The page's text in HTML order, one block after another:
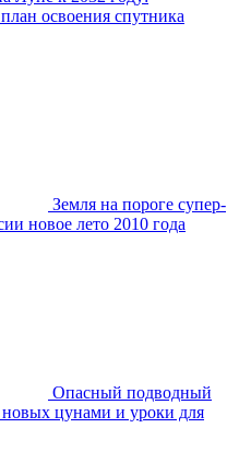
освоения спутника
Земля на пороге супер-
новое лето 2010 года
Опасный подводный
новых цунами и уроки для